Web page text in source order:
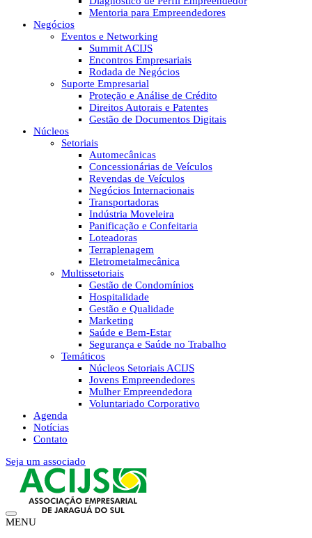
Mentoria para Empreendedores
Negócios
Eventos e Networking
Summit ACIJS
Encontros Empresariais
Rodada de Negócios
Suporte Empresarial
Proteção e Análise de Crédito
Direitos Autorais e Patentes
Gestão de Documentos Digitais
Núcleos
Setoriais
Automecânicas
Concessionárias de Veículos
Revendas de Veículos
Negócios Internacionais
Transportadoras
Indústria Moveleira
Panificação e Confeitaria
Loteadoras
Terraplenagem
Eletrometalmecânica
Multissetoriais
Gestão de Condomínios
Hospitalidade
Gestão e Qualidade
Marketing
Saúde e Bem-Estar
Segurança e Saúde no Trabalho
Temáticos
Núcleos Setoriais ACIJS
Jovens Empreendedores
Mulher Empreendedora
Voluntariado Corporativo
Agenda
Notícias
Contato
Seja um associado
MENU